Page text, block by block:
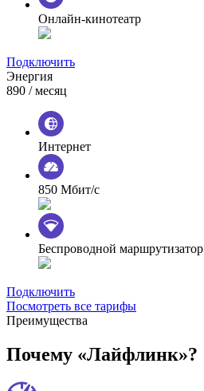
Онлайн-кинотеатр
Подключить
Энергия
890 / месяц
Интернет
850 Мбит/с
Беспроводной маршрутизатор
Подключить
Посмотреть все тарифы
Преимущества
Почему «Лайфлинк»?